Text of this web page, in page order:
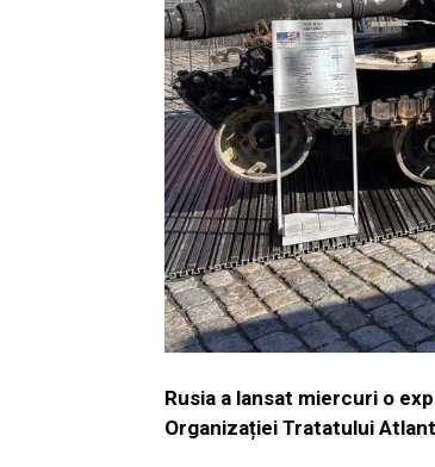
Rusia a lansat miercuri o
Organizației Tratatului